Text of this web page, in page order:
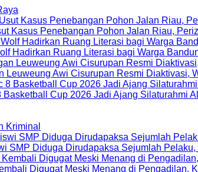
Kasus Penebangan Pohon Jalan Riau,
Hadirkan Ruang Literasi bagi Warga
Leuweung Awi Cisurupan Resmi Diaktivasi,
Basketball Cup 2026 Jadi Ajang Silaturahmi
Kriminal
SMP Diduga Dirudapaksa Sejumlah
Digugat Meski Menang di Pengadilan,